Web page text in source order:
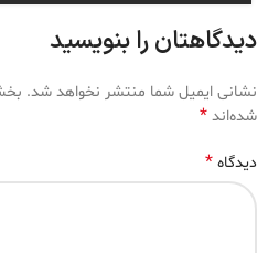
دیدگاهتان را بنویسید
نشانی ایمیل شما منتشر نخواهد شد.
شده‌اند *
دیدگاه *